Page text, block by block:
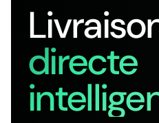
directe